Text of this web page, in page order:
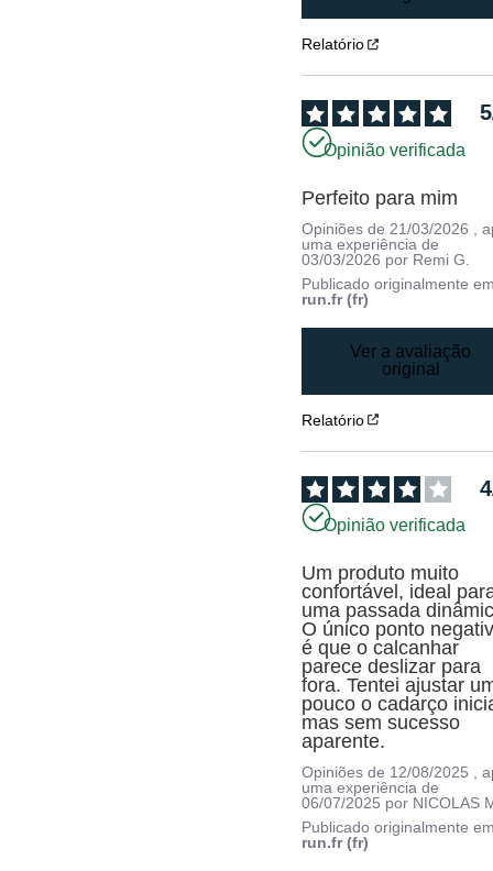
Relatório
5
Opinião verificada
Perfeito para mim
Opiniões de 21/03/2026
,
uma experiência de
03/03/2026 por Remi G.
Publicado originalmente
run.fr (fr)
Ver a avaliação
original
Relatório
4
Opinião verificada
Um produto muito
confortável, ideal
uma passada
O único ponto
é que o calcanhar
parece deslizar para
fora. Tentei ajustar
pouco o cadarço
mas sem sucesso
aparente.
Opiniões de 12/08/2025
,
uma experiência de
06/07/2025 por NICOLAS
Publicado originalmente
run.fr (fr)